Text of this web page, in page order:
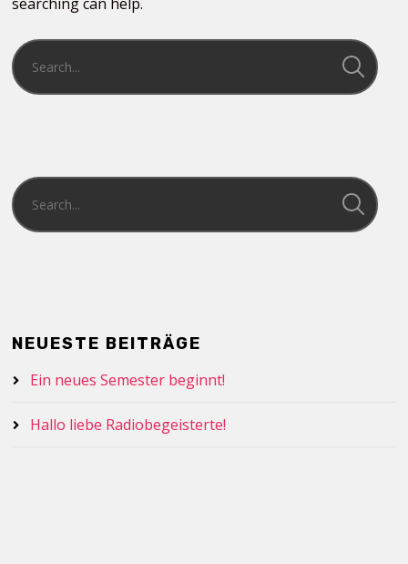
NEUESTE BEITRÄGE
Ein neues Semester beginnt!
Hallo liebe Radiobegeisterte!